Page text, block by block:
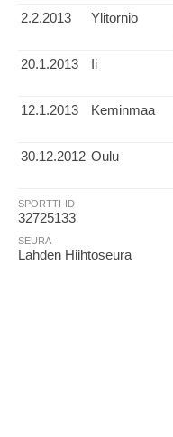
2.2.2013
Ylitornio
20.1.2013
Ii
12.1.2013
Keminmaa
30.12.2012 Oulu
SPORTTI-ID
32725133
SEURA
Lahden Hiihtoseura